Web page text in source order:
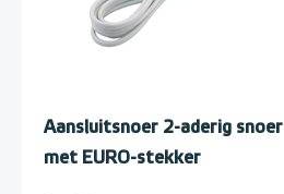
Aansluitsnoer 2-aderig snoer
met EURO-stekker